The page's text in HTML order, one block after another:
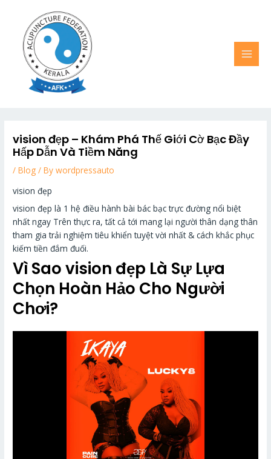
content
vision đẹp – Khám Phá Thế Giới Cờ Bạc Đầy
Hấp Dẫn Và Tiềm Năng
/Blog / Bywordpressauto
vision đẹp
vision đẹp là 1 hệ điều hành bài bác bạc trực đường nổi biệt
nhất ngay Trên thực ra, tất cả tới mang lại người thân dạng thân
tham gia trải nghiệm tiêu khiển tuyệt vời nhất & cách khắc phục
kiếm tiền đắm đuối.
Vì Sao vision đẹp Là Sự Lựa
Chọn Hoàn Hảo Cho Người
Chơi?